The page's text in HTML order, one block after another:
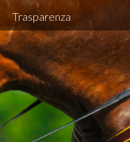
Trasparenza